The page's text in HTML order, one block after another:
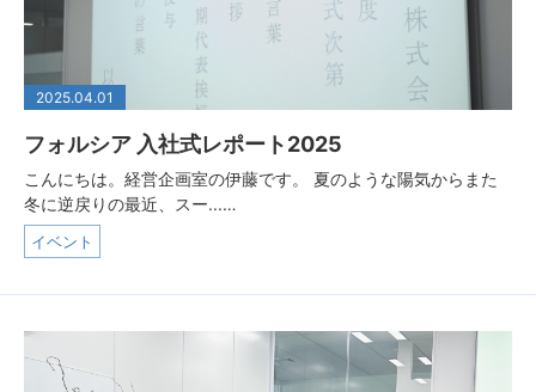
2025.04.01
フォルシア 入社式レポート2025
こんにちは。経営企画室の伊藤です。 夏のような陽気からまた
冬に逆戻りの最近、スー...…
イベント